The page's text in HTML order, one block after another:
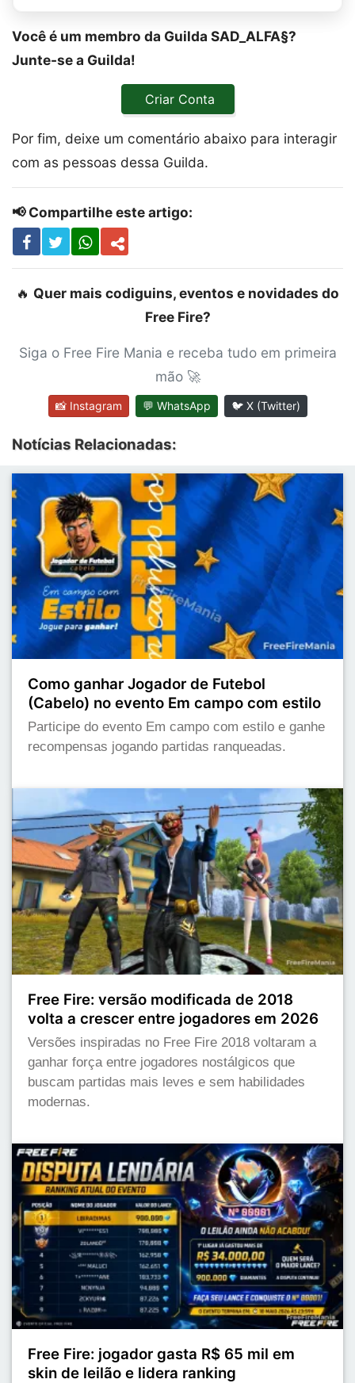
Você é um membro da Guilda SAD_ALFA§?
Junte-se a Guilda!
Criar Conta
Por fim, deixe um comentário abaixo para interagir
com as pessoas dessa Guilda.
📢 Compartilhe este artigo:
🔥 Quer mais codiguins, eventos e novidades do
Free Fire?
Siga o Free Fire Mania e receba tudo em primeira
mão 🚀
📸 Instagram 💬 WhatsApp 🐦 X (Twitter)
Notícias Relacionadas:
Como ganhar Jogador de Futebol
(Cabelo) no evento Em campo com estilo
Participe do evento Em campo com estilo e ganhe
recompensas jogando partidas ranqueadas.
Free Fire: versão modificada de 2018
volta a crescer entre jogadores em 2026
Versões inspiradas no Free Fire 2018 voltaram a
ganhar força entre jogadores nostálgicos que
buscam partidas mais leves e sem habilidades
modernas.
Free Fire: jogador gasta R$ 65 mil em
skin de leilão e lidera ranking